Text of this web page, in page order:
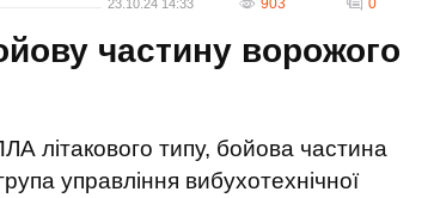
23.10.24 14:33
частину ворожого
літакового типу, бойова частина
управління вибухотехнічної